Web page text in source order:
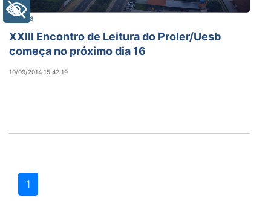
Cultura
XXIII Encontro de Leitura do Proler/Uesb
começa no próximo dia 16
10/09/2014 15:42:19
1
+ Acessibilidade